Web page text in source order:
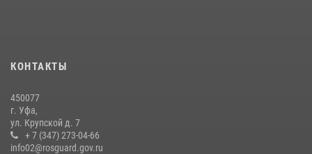
КОНТАКТЫ
450077
г. Уфа,
ул. Крупской д. 7
+ 7 (347) 273-04-66
info02@rosguard.gov.ru